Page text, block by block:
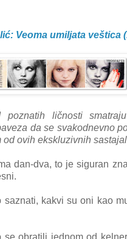
Veoma umiljata veštica
poznatih ličnosti
da se svakodnevno
od ovih ekskluzivnih
dan-dva, to je siguran
saznati, kakvi su oni kao